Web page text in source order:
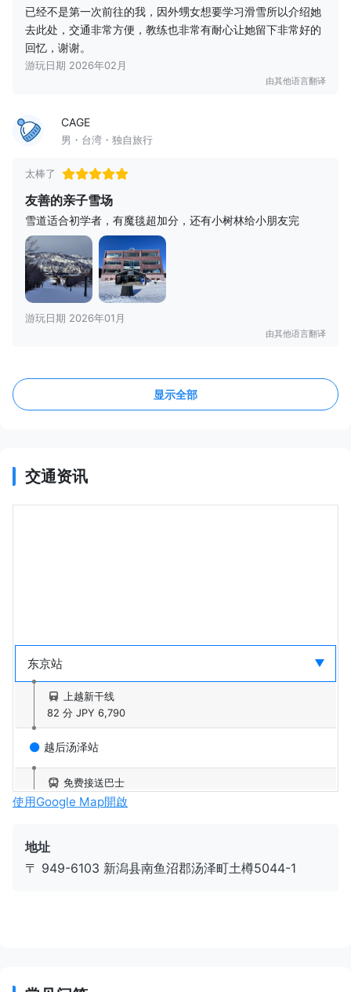
已经不是第一次前往的我，因外甥女想要学习滑雪所以介绍她
去此处，交通非常方便，教练也非常有耐心让她留下非常好的
回忆，谢谢。
游玩日期 2026年02月
由其他语言翻译
CAGE
男・台湾・独自旅行
太棒了
友善的亲子雪场
雪道适合初学者，有魔毯超加分，还有小树林给小朋友完
游玩日期 2026年01月
由其他语言翻译
显示全部
交通资讯
上越新干线
82 分 JPY 6,790
越后汤泽站
免费接送巴士
20 分
使用Google Map開啟
地址
〒 949-6103 新潟县南鱼沼郡汤泽町土樽5044-1